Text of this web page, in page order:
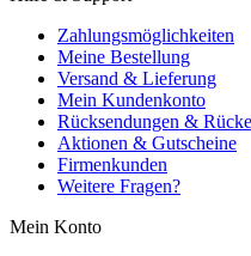
Zahlungsmöglichkeiten
Meine Bestellung
Versand & Lieferung
Mein Kundenkonto
Rücksendungen &
Aktionen & Gutscheine
Firmenkunden
Weitere Fragen?
Mein Konto